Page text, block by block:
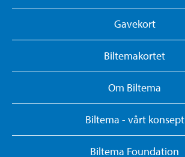
Gavekort
Biltemakortet
Om Biltema
Biltema - vårt konsept
Biltema Foundation